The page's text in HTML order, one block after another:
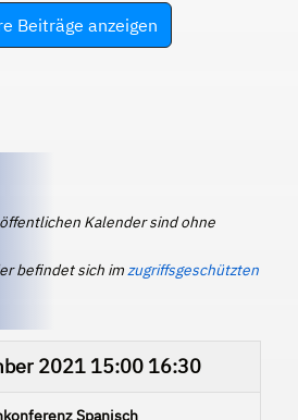
Beiträge anzeigen
Kalender sind ohne
befindet sich imzugriffsgeschützten
2021 15:00 16:30
Spanisch